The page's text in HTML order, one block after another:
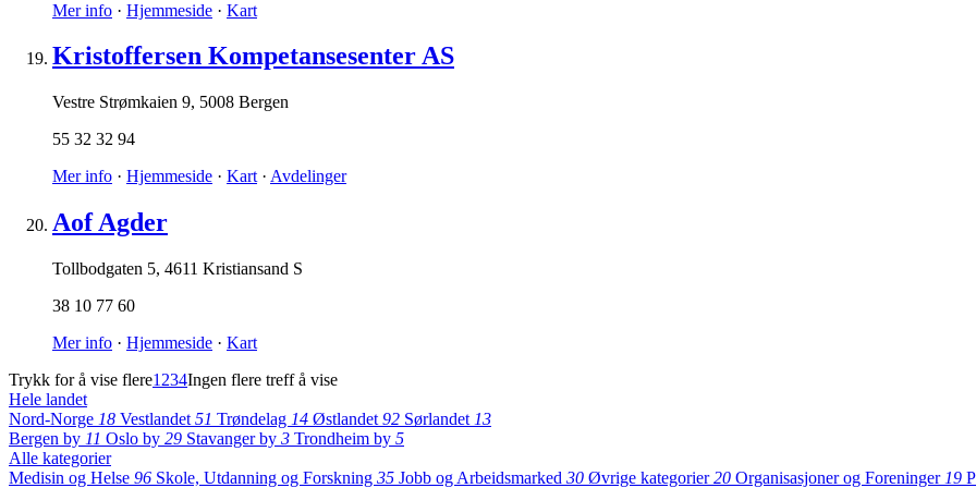
Mer info · Hjemmeside · Kart
Kristoffersen Kompetansesenter AS
Vestre Strømkaien 9, 5008 Bergen
55 32 32 94
Mer info · Hjemmeside · Kart · Avdelinger
Aof Agder
Tollbodgaten 5, 4611 Kristiansand S
38 10 77 60
Mer info · Hjemmeside · Kart
Trykk for å vise flere1 234Ingen flere treff å vise
Hele landet
Nord-Norge 18 Vestlandet 51 Trøndelag 14 Østlandet 92 Sørlandet 13
Bergen by 11 Oslo by 29 Stavanger by 3 Trondheim by 5
Alle kategorier
Medisin og Helse 96 Skole, Utdanning og Forskning 35 Jobb og Arbeidsmarked 30 Øvrige kategorier20 Organisasjoner og Foreninger 19